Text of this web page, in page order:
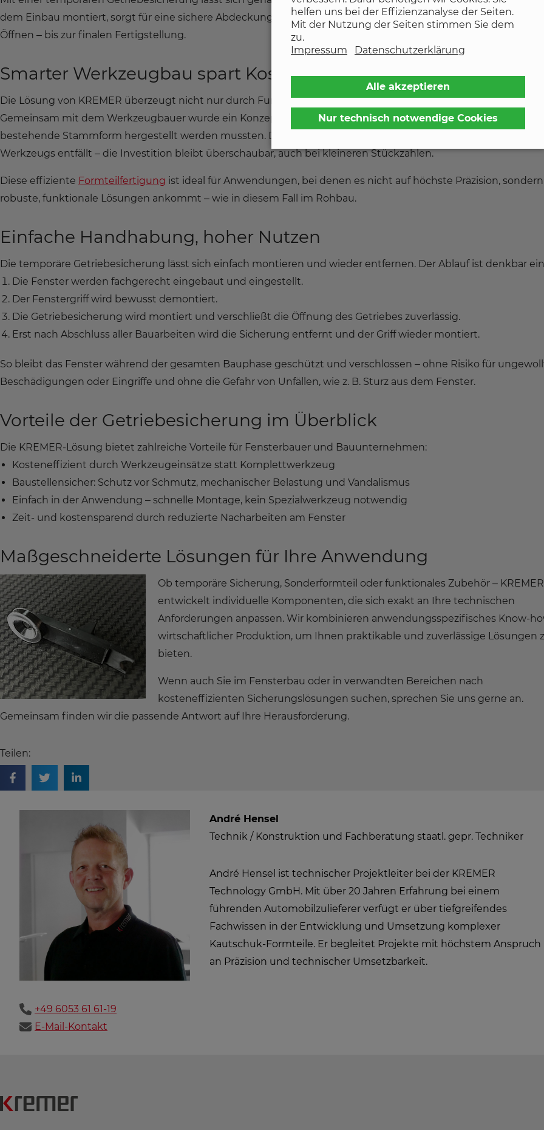
helfen uns bei der Effizienzanalyse der Seiten.
Mit der Nutzung der Seiten stimmen Sie dem
zu.
Impressum
Datenschutzerklärung
Alle akzeptieren
Nur technisch notwendige Cookies
dem Einbau montiert, sorgt für eine sichere Abdeckung der Mechanik und schützt zuverlässig vor
Öffnen – bis zur finalen Fertigstellung.
Smarter Werkzeugbau spart Kosten
Die Lösung von KREMER überzeugt nicht nur durch Funktionalität, sondern auch durch Wirtschaftlichkeit.
Gemeinsam mit dem Werkzeugbauer wurde ein Konzept entwickelt, bei dem lediglich Werkzeugeinsätze für
bestehende Stammform hergestellt werden mussten. Der Vorteil: Der kostspielige Bau eines kompletten
Werkzeugs entfällt – die Investition bleibt überschaubar, auch bei kleineren Stückzahlen.
Diese effiziente Formteilfertigung ist ideal für Anwendungen, bei denen es nicht auf höchste Präzision,
robuste, funktionale Lösungen ankommt – wie in diesem Fall im Rohbau.
Einfache Handhabung, hoher Nutzen
Die temporäre Getriebesicherung lässt sich einfach montieren und wieder entfernen. Der Ablauf ist denkbar
Die Fenster werden fachgerecht eingebaut und eingestellt.
Der Fenstergriff wird bewusst demontiert.
Die Getriebesicherung wird montiert und verschließt die Öffnung des Getriebes zuverlässig.
Erst nach Abschluss aller Bauarbeiten wird die Sicherung entfernt und der Griff wieder montiert.
So bleibt das Fenster während der gesamten Bauphase geschützt und verschlossen – ohne Risiko für
Beschädigungen oder Eingriffe und ohne die Gefahr von Unfällen, wie z. B. Sturz aus dem Fenster.
Vorteile der Getriebesicherung im Überblick
Die KREMER-Lösung bietet zahlreiche Vorteile für Fensterbauer und Bauunternehmen:
Kosteneffizient durch Werkzeugeinsätze statt Komplettwerkzeug
Baustellensicher: Schutz vor Schmutz, mechanischer Belastung und Vandalismus
Einfach in der Anwendung – schnelle Montage, kein Spezialwerkzeug notwendig
Zeit- und kostensparend durch reduzierte Nacharbeiten am Fenster
Maßgeschneiderte Lösungen für Ihre Anwendung
Ob temporäre Sicherung, Sonderformteil oder funktionales Zubehör – KREMER
entwickelt individuelle Komponenten, die sich exakt an Ihre technischen
Anforderungen anpassen. Wir kombinieren anwendungsspezifisches Know-
wirtschaftlicher Produktion, um Ihnen praktikable und zuverlässige Lösungen
bieten.
Wenn auch Sie im Fensterbau oder in verwandten Bereichen nach
kosteneffizienten Sicherungslösungen suchen, sprechen Sie uns gerne an.
Gemeinsam finden wir die passende Antwort auf Ihre Herausforderung.
Teilen:
André Hensel
Technik / Konstruktion und Fachberatung staatl. gepr. Techniker
André Hensel ist technischer Projektleiter bei der KREMER
Technology GmbH. Mit über 20 Jahren Erfahrung bei einem
führenden Automobilzulieferer verfügt er über tiefgreifendes
Fachwissen in der Entwicklung und Umsetzung komplexer
Kautschuk-Formteile. Er begleitet Projekte mit höchstem Anspruch
an Präzision und technischer Umsetzbarkeit.
+49 6053 61 61-19
E-Mail-Kontakt